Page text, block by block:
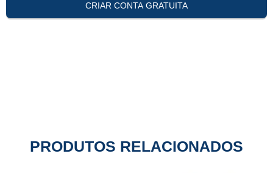
CRIAR CONTA GRATUITA
PRODUTOS RELACIONADOS